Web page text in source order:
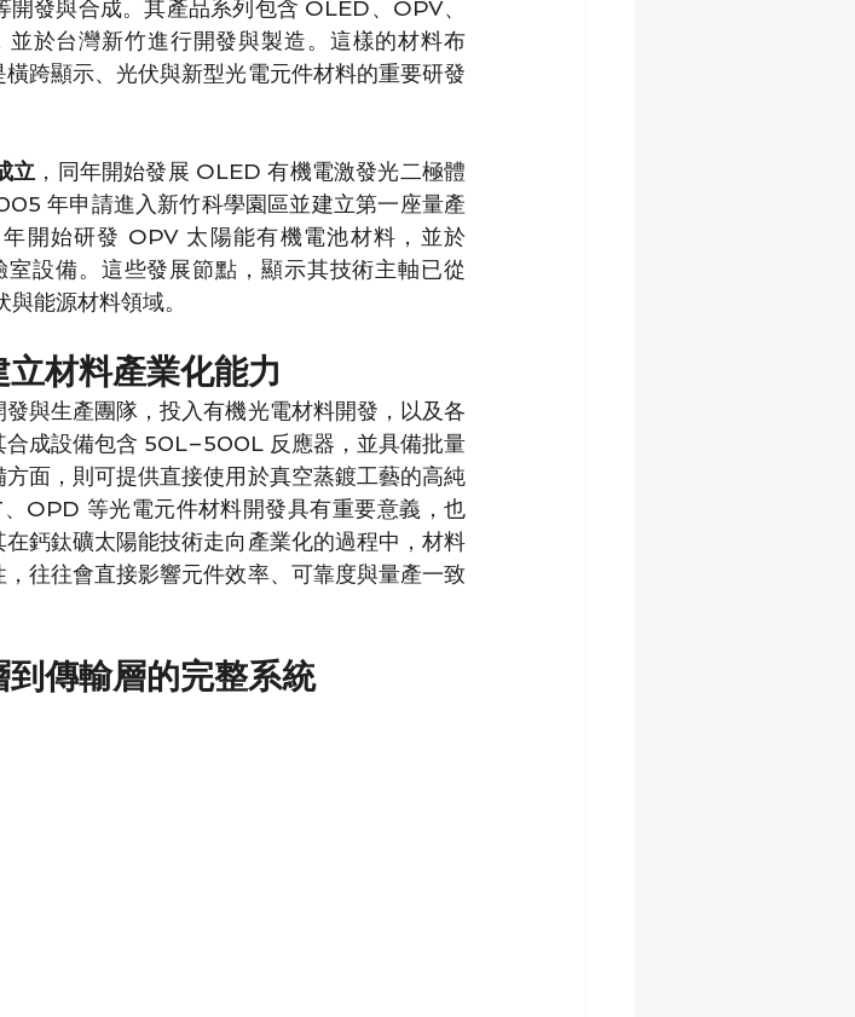
發與合成。其產品系列包含 OLED、OPV、
於台灣新竹進行開發與製造。這樣的材料布
跨顯示、光伏與新型光電元件材料的重要研發
立 ，同年開始發展 OLED 有機電激發光二極體
年申請進入新竹科學園區並建立第一座量產
開始研發 OPV 太陽能有機電池材料，並於
設備。這些發展節點，顯示其技術主軸已從
能源材料領域。
材料產業化能力
與生產團隊，投入有機光電材料開發，以及各
合成設備包含 50L–500L 反應器，並具備批量
面，則可提供直接使用於真空蒸鍍工藝的高純
OPD 等光電元件材料開發具有重要意義，也
鈣鈦礦太陽能技術走向產業化的過程中，材料
往往會直接影響元件效率、可靠度與量產一致
傳輸層的完整系統